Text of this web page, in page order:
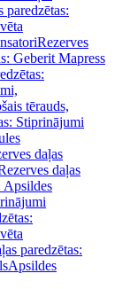
paredzētas:
Rezerves
Geberit Mapress
tērauds,
Stiprinājumi
daļas
daļas
Apsildes
paredzētas:
Apsildes